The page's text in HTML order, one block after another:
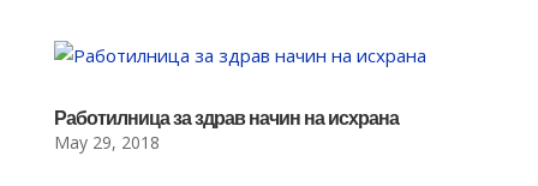
Работилница за здрав начин на исхрана
May 29, 2018